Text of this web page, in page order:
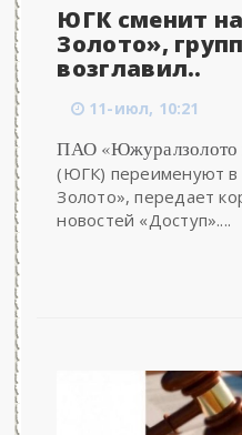
ЮГК сменит
Золото»,
возглавил..
11-июл, 10:21
ПАО «Южуралзолото
(ЮГК) переименуют в
Золото», передает
новостей «Доступ»....